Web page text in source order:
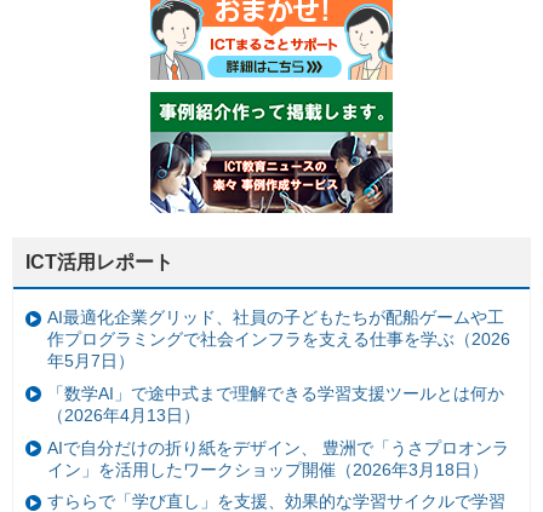
ICT活用レポート
AI最適化企業グリッド、社員の子どもたちが配船ゲームや工
作プログラミングで社会インフラを支える仕事を学ぶ（2026
年5月7日）
「数学AI」で途中式まで理解できる学習支援ツールとは何か
（2026年4月13日）
AIで自分だけの折り紙をデザイン、 豊洲で「うさプロオンラ
イン」を活用したワークショップ開催（2026年3月18日）
すららで「学び直し」を支援、効果的な学習サイクルで学習